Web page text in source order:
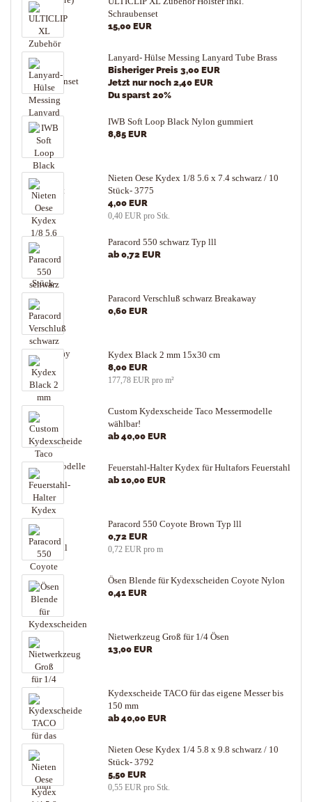
Schraubenset
15,00 EUR
Lanyard- Hülse Messing Lanyard Tube Brass
Bisheriger Preis 3,00 EUR
Jetzt nur noch 2,40 EUR
Du sparst 20%
IWB Soft Loop Black Nylon gummiert
8,85 EUR
Nieten Oese Kydex 1/8 5.6 x 7.4 schwarz / 10
Stück- 3775
4,00 EUR
0,40 EUR pro Stk.
Paracord 550 schwarz Typ lll
ab 0,72 EUR
Paracord Verschluß schwarz Breakaway
0,60 EUR
Kydex Black 2 mm 15x30 cm
8,00 EUR
177,78 EUR pro m²
Custom Kydexscheide Taco Messermodelle
wählbar!
ab 40,00 EUR
Feuerstahl-Halter Kydex für Hultafors Feuerstahl
ab 10,00 EUR
Paracord 550 Coyote Brown Typ lll
0,72 EUR
0,72 EUR pro m
Ösen Blende für Kydexscheiden Coyote Nylon
0,41 EUR
Nietwerkzeug Groß für 1/4 Ösen
13,00 EUR
Kydexscheide TACO für das eigene Messer bis
150 mm
ab 40,00 EUR
Nieten Oese Kydex 1/4 5.8 x 9.8 schwarz / 10
Stück- 3792
5,50 EUR
0,55 EUR pro Stk.